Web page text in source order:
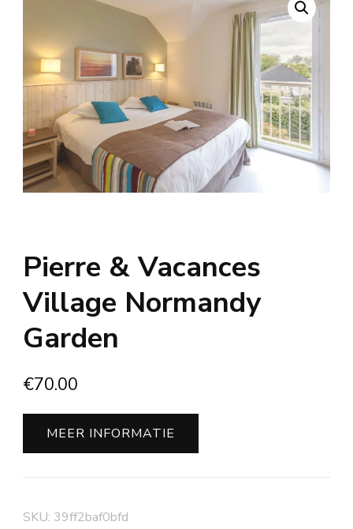
Pierre & Vacances
Village Normandy
Garden
€70.00
MEER INFORMATIE
SKU: 39ff2baf0bfd